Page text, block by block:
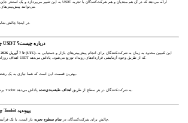
در اینجا چالش شامل چه مواردی است و چگونه می‌توانید به آن بپیوندید.
چالش معاملات قراردادهای رویداد 200,000 USDT درباره چیست؟
17 مارس 2026 ساعت 12:00 (UTC) تا 7 آوریل 2026 ساعت 18:00 (UTC)، این کمپین محدود به زمان به شرکت‌کنندگان برای انجام پیش‌بینی‌های بازار و دستیابی به
برخلاف مسابقات فقط بر اساس حجم، چالش معاملات Toobit به شرکت‌کنندگان در هر سطح از طریق اهداف طبقه‌بندی‌شده
چگونه به چالش معاملات قراردادهای رویداد Toobit بپیوندید
چالش برای شرکت‌کنندگان در تمام سطوح تجربه